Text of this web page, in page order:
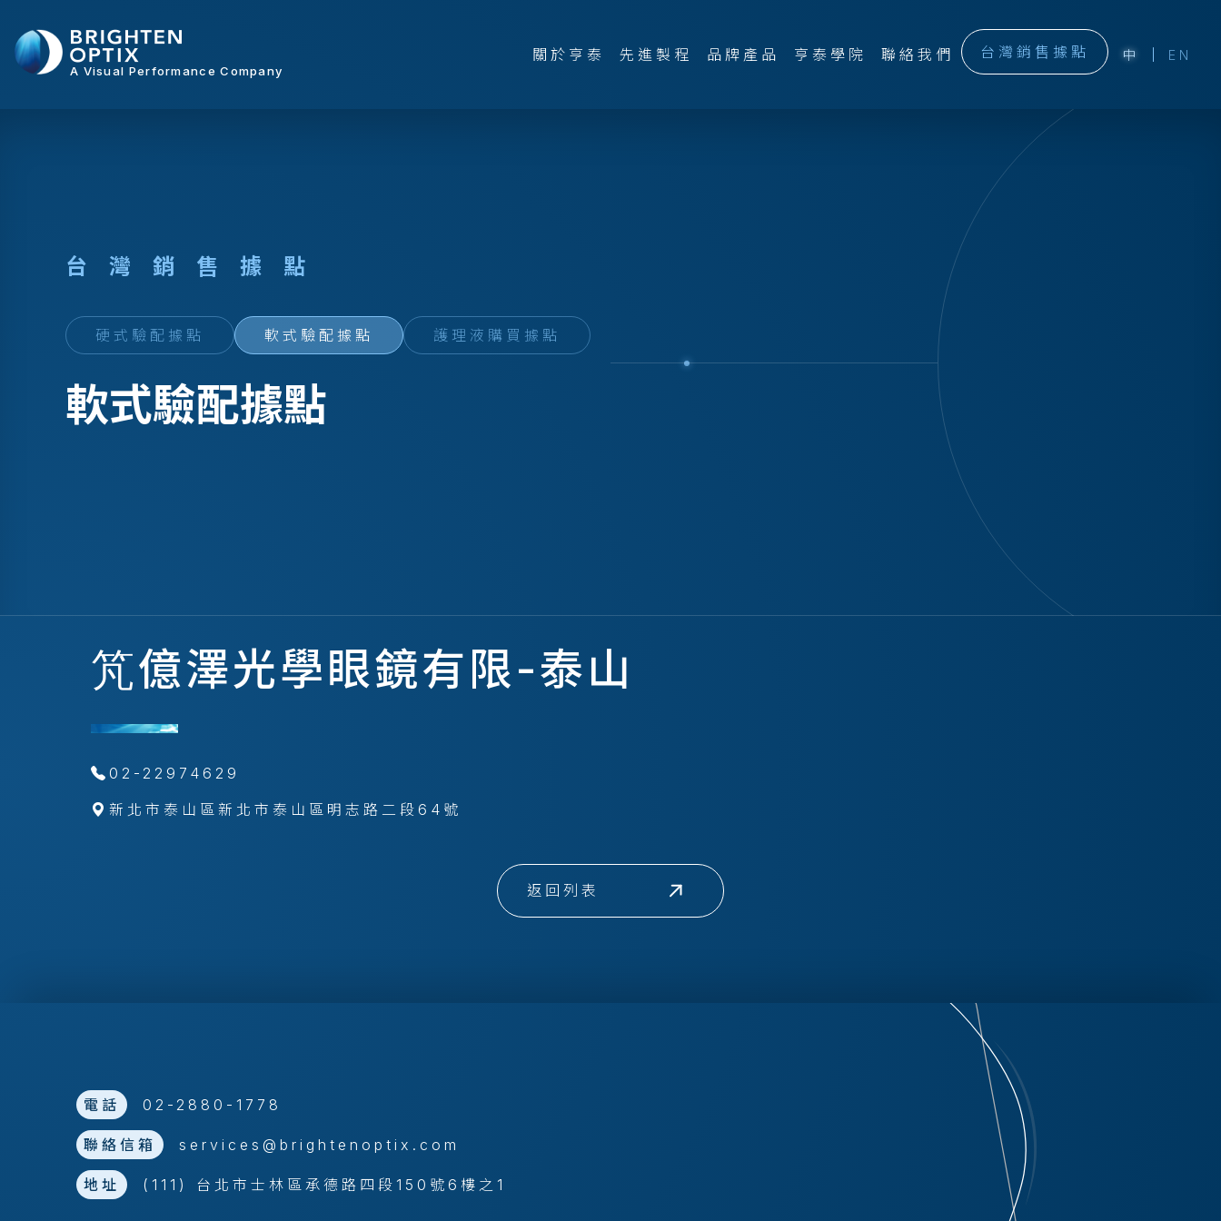
A Visual Performance Company
關於亨泰 先進製程 品牌產品 亨泰學院 聯絡我們 台灣銷售據點 中 EN
台 灣 銷 售 據 點
硬式驗配據點 軟式驗配據點 護理液購買據點
軟式驗配據點
竼億澤光學眼鏡有限-泰山
02-22974629
新北市泰山區新北市泰山區明志路二段64號
返回列表
電話 02-2880-1778
聯絡信箱 services@brightenoptix.com
地址 (111) 台北市士林區承德路四段150號6樓之1